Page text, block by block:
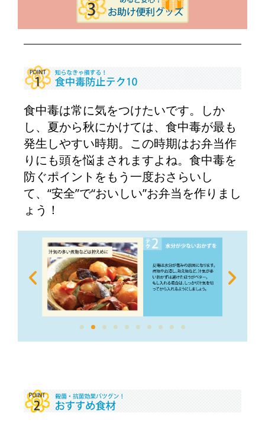
食中毒は常に気をつけたいです。しか
し、夏から秋にかけては、食中毒が最も
発生しやすい時期。この時期はお弁当作
りにも頭を悩まされますよね。食中毒を
防ぐポイントをもう一度おさらいし
て、“安全”で“おいしい”お弁当を作りまし
ょう！